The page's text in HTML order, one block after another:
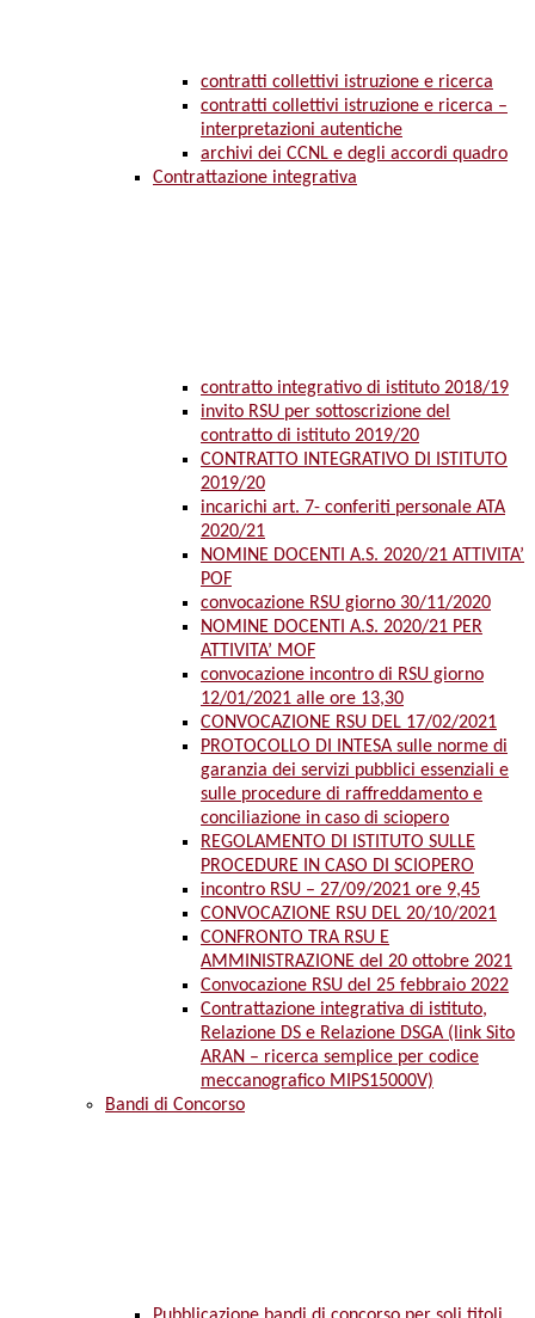
contratti collettivi istruzione e ricerca
contratti collettivi istruzione e ricerca –
interpretazioni autentiche
archivi dei CCNL e degli accordi quadro
Contrattazione integrativa
contratto integrativo di istituto 2018/19
invito RSU per sottoscrizione del
contratto di istituto 2019/20
CONTRATTO INTEGRATIVO DI ISTITUTO
2019/20
incarichi art. 7- conferiti personale ATA
2020/21
NOMINE DOCENTI A.S. 2020/21 ATTIVITA’
POF
convocazione RSU giorno 30/11/2020
NOMINE DOCENTI A.S. 2020/21 PER
ATTIVITA’ MOF
convocazione incontro di RSU giorno
12/01/2021 alle ore 13,30
CONVOCAZIONE RSU DEL 17/02/2021
PROTOCOLLO DI INTESA sulle norme di
garanzia dei servizi pubblici essenziali e
sulle procedure di raffreddamento e
conciliazione in caso di sciopero
REGOLAMENTO DI ISTITUTO SULLE
PROCEDURE IN CASO DI SCIOPERO
incontro RSU – 27/09/2021 ore 9,45
CONVOCAZIONE RSU DEL 20/10/2021
CONFRONTO TRA RSU E
AMMINISTRAZIONE del 20 ottobre 2021
Convocazione RSU del 25 febbraio 2022
Contrattazione integrativa di istituto,
Relazione DS e Relazione DSGA (link Sito
ARAN – ricerca semplice per codice
meccanografico MIPS15000V)
Bandi di Concorso